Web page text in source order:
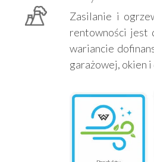
Zasilanie i
rentowności jest
wariancie
garażowej, okien